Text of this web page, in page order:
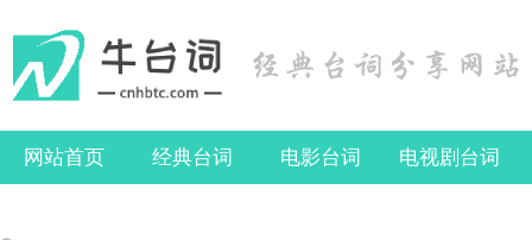
网站首页 经典台词 电影台词 电视剧台词